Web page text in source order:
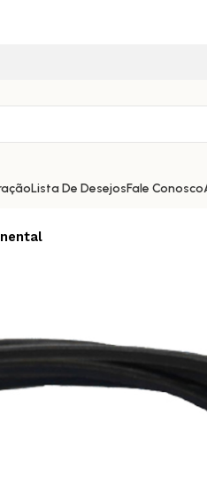
Lista De DesejosFale Conosco